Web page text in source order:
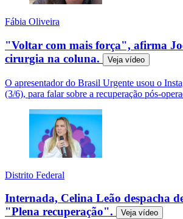
Fábia Oliveira
"Voltar com mais força", afirma
cirurgia na coluna.
Veja vídeo
O apresentador do Brasil Urgente usou o
(3/6), para falar sobre a recuperação pós-
Distrito Federal
Internada, Celina Leão despacha
"Plena recuperação".
Veja vídeo